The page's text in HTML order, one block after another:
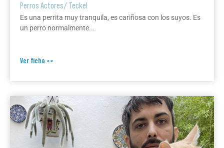
Perros Actores/ Teckel
Es una perrita muy tranquila, es cariñosa con los suyos. Es
un perro normalmente...
Ver ficha >>